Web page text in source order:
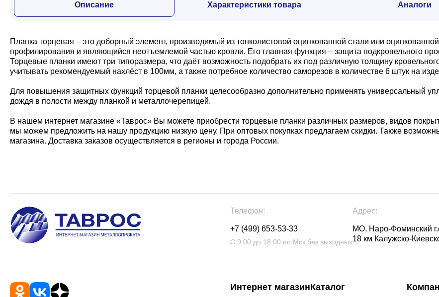
Дача и сад
Другие товары
Описание Характеристики товара Аналоги
Планка торцевая – это доборный элемент, производимый из тонколистовой оцинкованной стали или
профилирования и являющийся неотъемлемой частью кровли. Его главная функция – защита подкровельного
Торцевые планки имеют три типоразмера, что даёт возможность подобрать их под различную толщину
учитывать рекомендуемый нахлёст в 100мм, а также потребное количество саморезов в количестве 6 штук на
Для повышения защитных функций торцевой планки целесообразно дополнительно применять универсальный
дождя в полости между планкой и металлочерепицей.
В нашем интернет магазине «Таврос» Вы можете приобрести торцевые планки различных размеров, видов
мы можем предложить на нашу продукцию низкую цену. При оптовых покупках предлагаем скидки. Также
магазина. Доставка заказов осуществляется в регионы и города России.
Телефон:
+7 (499) 653-53-33
С 9:00 до 18:00 по Мск без выходных
Адрес:
МО, Наро-Фоминский
18 км Калужско-
Интернет магазинКаталог